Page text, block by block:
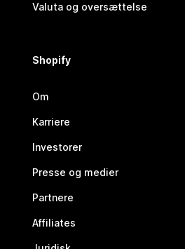
Valuta og oversættelse
Shopify
Om
Karriere
Investorer
Presse og medier
Partnere
Affiliates